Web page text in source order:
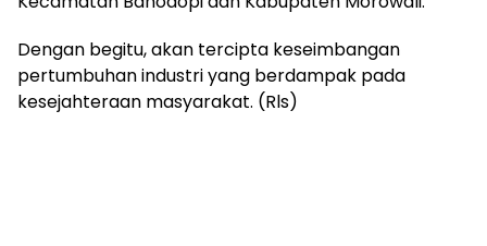
Dengan begitu, akan tercipta keseimbangan
pertumbuhan industri yang berdampak pada
kesejahteraan masyarakat. (Rls)